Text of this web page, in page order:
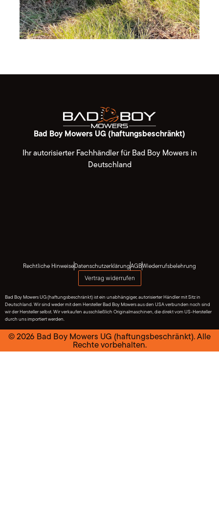
Bad Boy Mowers UG (haftungsbeschränkt)
Ihr autorisierter Fachhändler für Bad Boy Mowers in
Deutschland
Rechtliche HinweiseDatenschutzerklärungAGBWiederrufsbelehrung
Vertrag widerrufen
Bad Boy Mowers UG (haftungsbeschränkt) ist ein unabhängiger, autorisierter Händler mit Sitz in
Deutschland. Wir sind weder mit dem Hersteller Bad Boy Mowers aus den USA verbunden noch sind
wir der Hersteller selbst. Wir verkaufen ausschließlich Originalmaschinen, die direkt vom US-Hersteller
durch uns importiert werden.
© 2026 Bad Boy Mowers UG (haftungsbeschränkt). Alle
Rechte vorbehalten.